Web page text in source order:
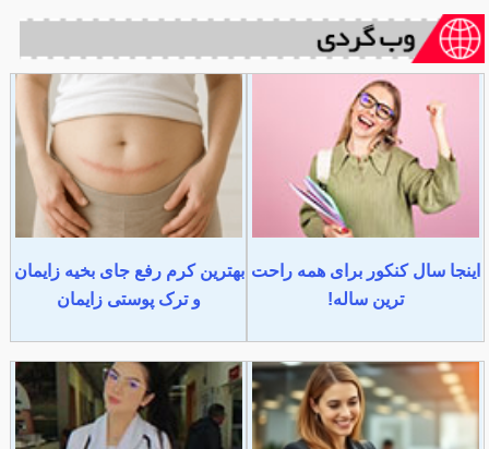
اینجا سال کنکور برای همه راحت
ترین ساله!
بهترین کرم رفع جای بخیه زایمان
و ترک پوستی زایمان